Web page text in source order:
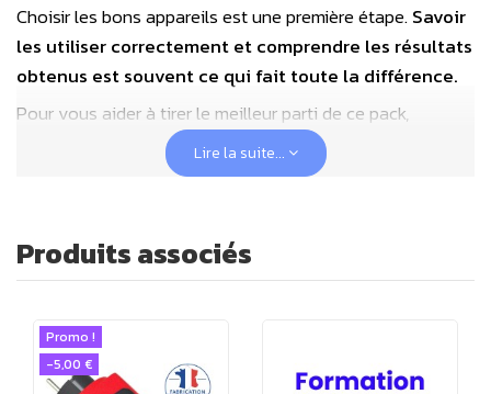
Choisir les bons appareils est une première étape.Savoir
les utiliser correctement et comprendre les résultats
obtenus est souvent ce qui fait toute la différence.
Pour vous aider à tirer le meilleur parti de ce pack,
Geotellurique vous offre :
coaching.
Une réduction de 50 % sur notre formation en
ligne d'hygiène électromagnétique
commande simultanée du pack et de la formation.
Lire la suite...
Produits associés
Promo !
-5,00 €